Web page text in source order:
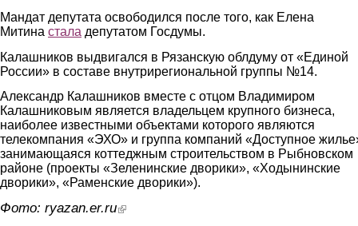
Мандат депутата освободился после того, как Елена
Митина стала депутатом Госдумы.
Калашников выдвигался в Рязанскую облдуму от «Единой
России» в составе внутрирегиональной группы №14.
Александр Калашников вместе с отцом Владимиром
Калашниковым является владельцем крупного бизнеса,
наиболее известными объектами которого являются
телекомпания «ЭХО» и группа компаний «Доступное
занимающаяся коттеджным строительством в Рыбновском
районе (проекты «Зеленинские дворики», «Ходынинские
дворики», «Раменские дворики»).
Фото: ryazan.er.ru(link is external)